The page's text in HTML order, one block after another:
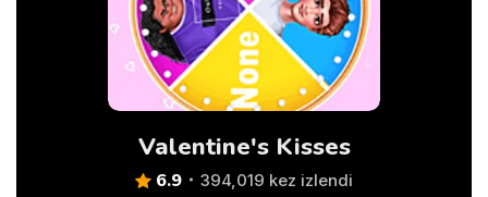
Valentine's Kisses
6.9 394,019 kez izlendi